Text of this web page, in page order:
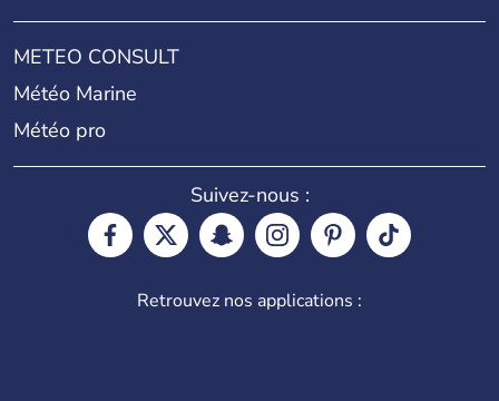
METEO CONSULT
Météo Marine
Météo pro
Suivez-nous :
Retrouvez nos applications :